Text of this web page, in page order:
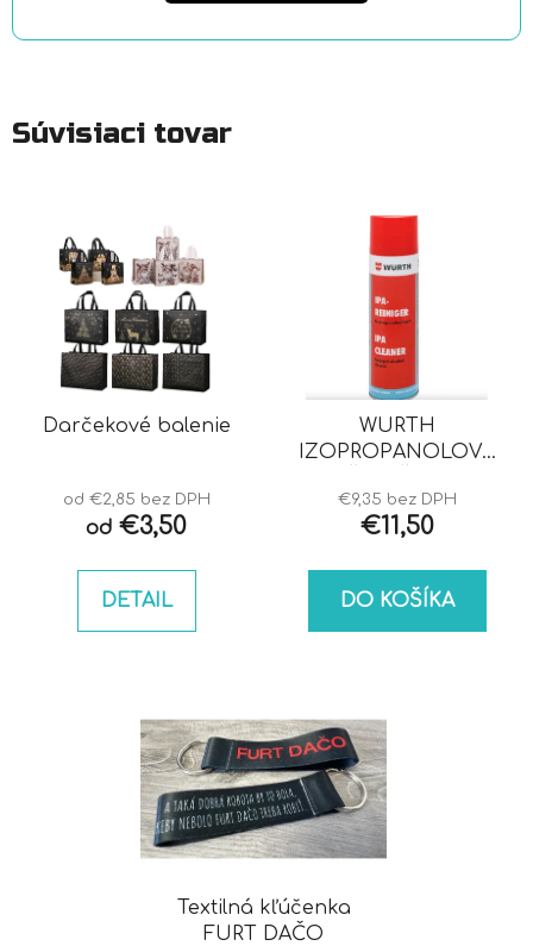
Súvisiaci tovar
Darčekové balenie
od €2,85 bez DPH
od €3,50
DETAIL
WURTH
IZOPROPANOLOVÝ
€9,35 bez DPH
€11,50
DO KOŠÍKA
Textilná kľúčenka
FURT DAČO